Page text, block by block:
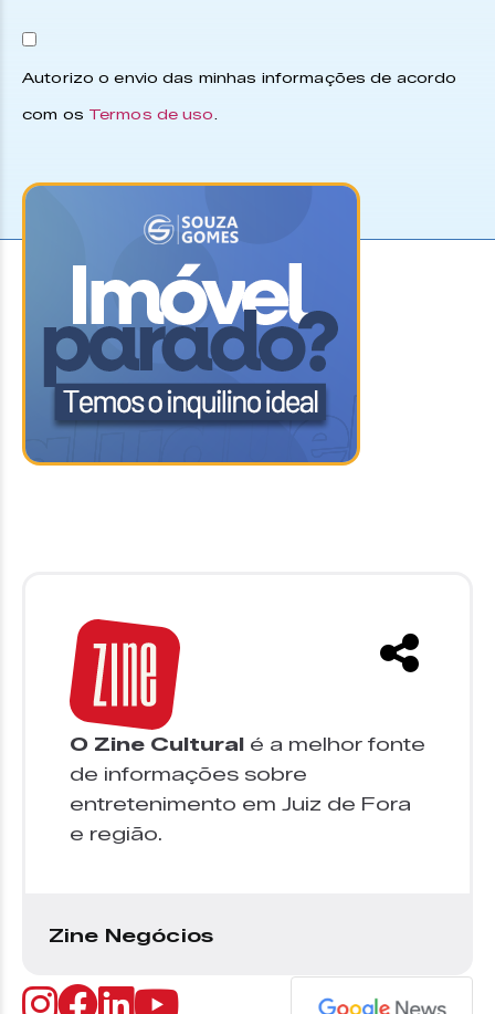
Autorizo o envio das minhas informações de acordo
com os Termos de uso.
O Zine Cultural é a melhor fonte
de informações sobre
entretenimento em Juiz de Fora
e região.
Zine Negócios